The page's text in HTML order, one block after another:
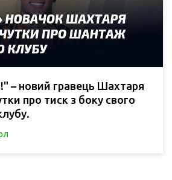
– новий гравець Шахтаря
про тиск з боку свого